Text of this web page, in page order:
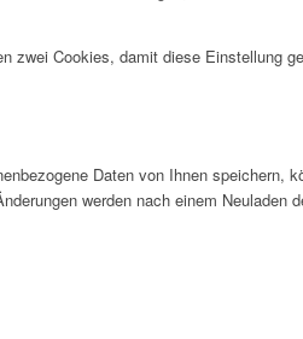
zwei Cookies, damit diese Einstellung
Daten von Ihnen speichern,
werden nach einem Neuladen